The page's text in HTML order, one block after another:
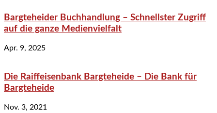
Bargteheider Buchhandlung – Schnellster Zugriff
auf die ganze Medienvielfalt
Apr. 9, 2025
Die Raiffeisenbank Bargteheide – Die Bank für
Bargteheide
Nov. 3, 2021